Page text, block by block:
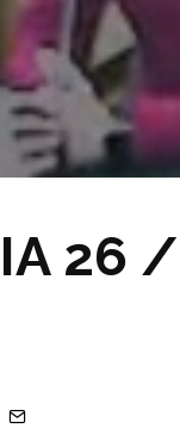
26 /